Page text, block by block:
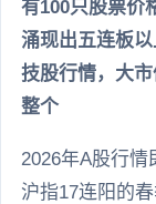
有100只股票价
涌现出五连板
技股行情，大
整个
2026年A股行情
沪指17连阳的